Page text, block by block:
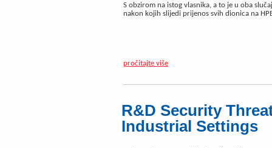
S obzirom na istog vlasnika, a to je u oba
nakon kojih slijedi prijenos svih dionica na
pročitajte više
R&D Security
Industrial Settings